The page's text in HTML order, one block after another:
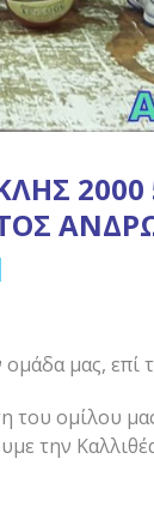
2000
μας,
ομίλου
την